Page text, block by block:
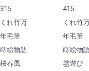
315
くれ竹万
年毛筆
蒔絵物語
桜春風
415
くれ竹
年毛筆
蒔絵物
毬遊び